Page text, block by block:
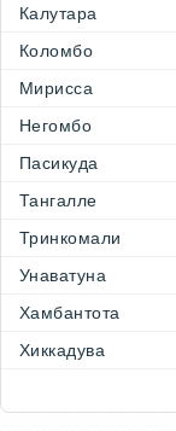
Калутара
Коломбо
Мирисса
Негомбо
Пасикуда
Тангалле
Тринкомали
Унаватуна
Хамбантота
Хиккадува